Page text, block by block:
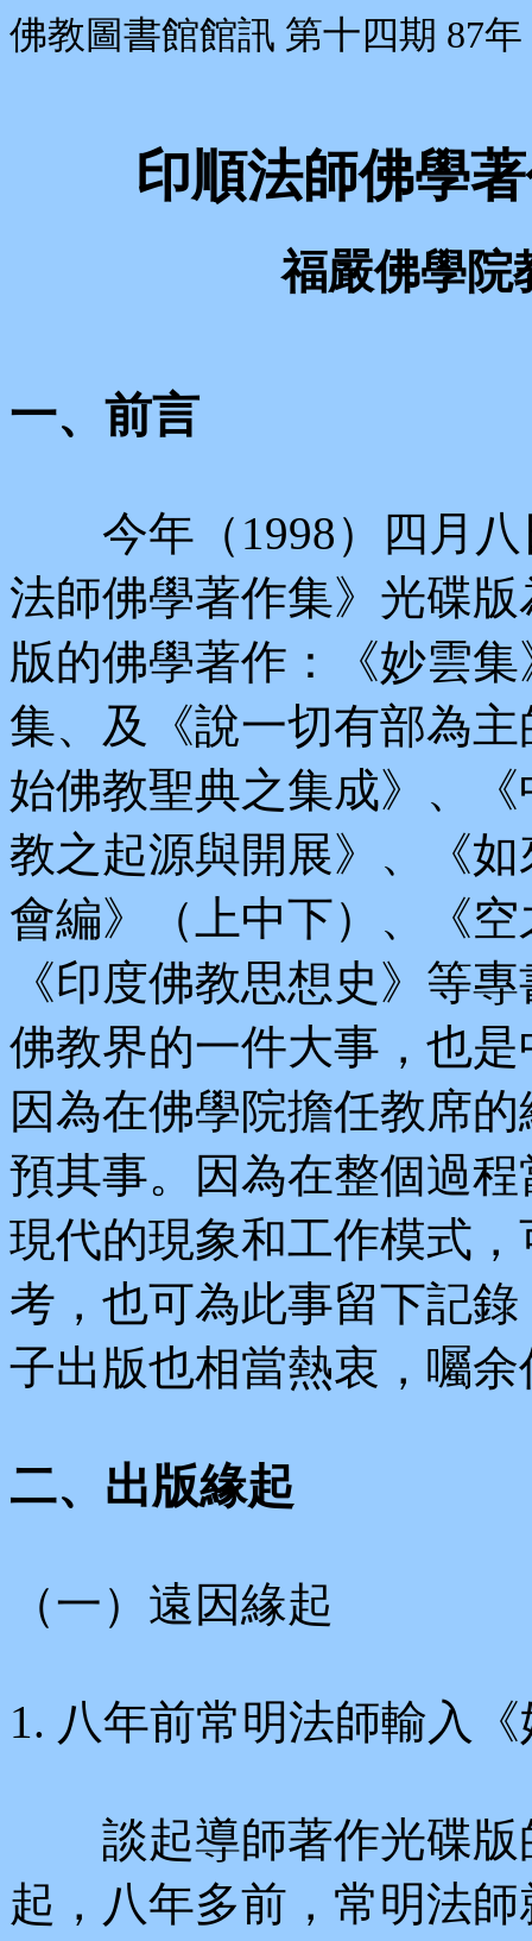
佛教圖書館館訊 第十四期 87年
印順法師佛學
福嚴佛學
一、前言
今年（1998）四月八
法師佛學著作集》光碟
版的佛學著作：《妙雲
集、及《說一切有部為
始佛教聖典之集成》、
教之起源與開展》、《
會編》（上中下）、《
《印度佛教思想史》等
佛教界的一件大事，也
因為在佛學院擔任教席
預其事。因為在整個過
現代的現象和工作模式
考，也可為此事留下記
子出版也相當熱衷，囑
二、出版緣起
（一）遠因緣起
1. 八年前常明法師輸入
談起導師著作光碟版
起，八年多前，常明法